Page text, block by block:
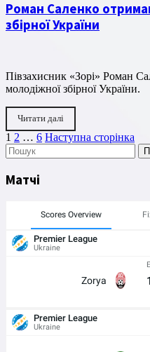
Роман Саленко
збірної України
Півзахисник «Зорі» Роман Саленко отримав виклик до
молодіжної збірної України.
Читати далі
Пагінація
записів
Сторінка
1 Сторінка
2 … Сторінка
6 Наступна сторінка
Матчі
Scores Overview
Premier League
Ukraine
Zorya 1
Premier League
Ukraine